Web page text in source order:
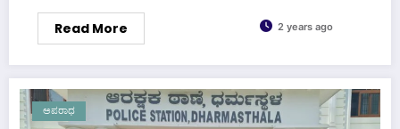
Read More 2 years ago
ಅಪರಾಧ